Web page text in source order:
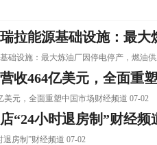
拉能源基础设施：最
础设施：最大炼油厂因停电停产，燃油
收464亿美元，全面重
美元，全面重塑中国市场财经频道 07-02
“24小时退房制”财经频
房制”财经频道 07-02